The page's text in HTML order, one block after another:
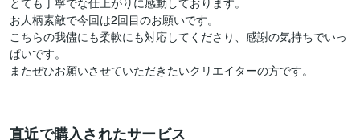
お人柄素敵で今回は2回目のお願いです。
こちらの我儘にも柔軟にも対応してくださり、感謝の気持ちでいっ
ぱいです。
またぜひお願いさせていただきたいクリエイターの方です。
直近で購入されたサービス